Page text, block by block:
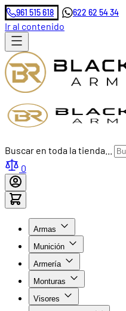
961 515 618 622 62 54 34
Ir al contenido
Buscar en toda la tienda...
0
Armas
Munición
Armería
Monturas
Visores